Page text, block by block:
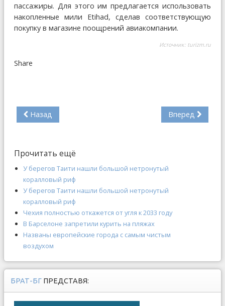
пассажиры. Для этого им предлагается использовать
накопленные мили Etihad, сделав соответствующую
покупку в магазине поощрений авиакомпании.
Источник: turizm.ru
Share
Назад Вперед
Прочитать ещё
У берегов Таити нашли большой нетронутый
коралловый риф
У берегов Таити нашли большой нетронутый
коралловый риф
Чехия полностью откажется от угля к 2033 году
В Барселоне запретили курить на пляжах
Названы европейские города с самым чистым
воздухом
БРАТ-БГ ПРЕДСТАВЯ: